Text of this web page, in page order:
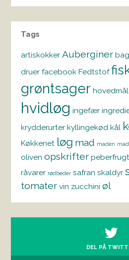
Tags
artiskokker Auberginer
druer facebook Fedtstof
grøntsager
hvidløg ingefær
krydderurter kyllingekød kål
Køkkenet løg mad maden
oliven opskrifter
råvarer rødbeder safran skaldyr
tomater vin zucchini øl
DEL PÅ